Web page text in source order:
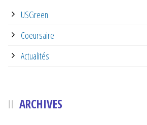
USGreen
Coeursaire
Actualités
ARCHIVES